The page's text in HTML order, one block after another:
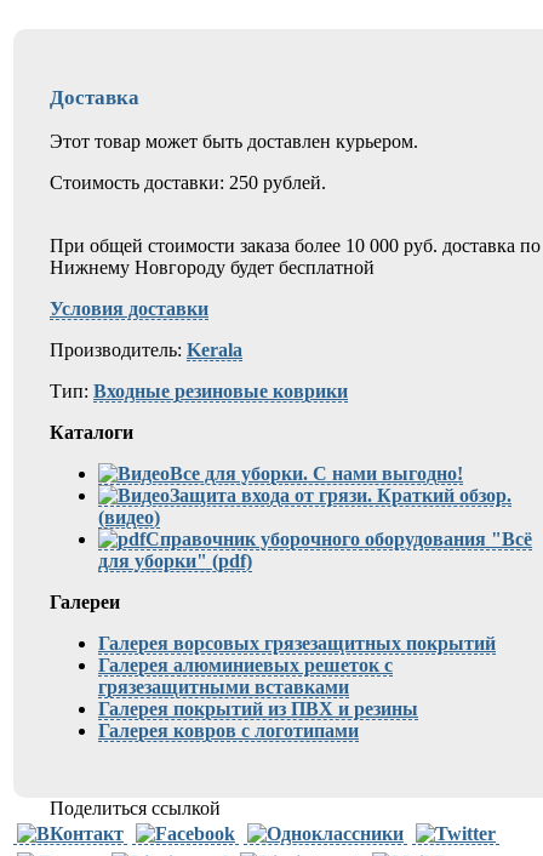
Доставка
Этот товар может быть доставлен курьером.
Стоимость доставки: 250 рублей.
При общей стоимости заказа более 10 000 руб. доставка по
Нижнему Новгороду будет бесплатной
Условия доставки
Производитель: Kerala
Тип: Входные резиновые коврики
Каталоги
Все для уборки. С нами выгодно!
Защита входа от грязи. Краткий обзор.
(видео)
Справочник уборочного оборудования "Всё
для уборки" (pdf)
Галереи
Галерея ворсовых грязезащитных покрытий
Галерея алюминиевых решеток с
грязезащитными вставками
Галерея покрытий из ПВХ и резины
Галерея ковров с логотипами
Поделиться ссылкой